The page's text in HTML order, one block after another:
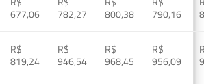
677,06
782,27
800,38
790,16
R$
819,24
R$
946,54
R$
968,45
R$
956,09